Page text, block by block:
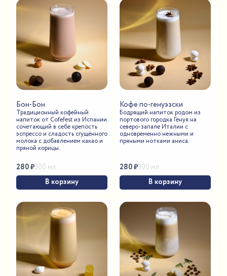
Бон-Бон
Традиционный кофейный
напиток от Cofefest из Испании
сочетающий в себе крепость
эспрессо и сладость сгущённого
молока с добавлением какао и
пряной корицы.
280₽300 мл
В корзину
Кофе по-генуэзски
Бодрящий напиток родом из
портового городка Генуя на
северо-запале Италии с
одновременно нежными и
пряными нотками аниса.
280₽300 мл
В корзину